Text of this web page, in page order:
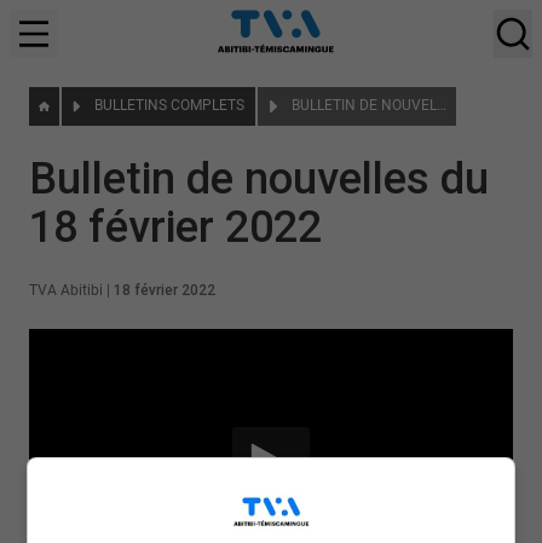
BULLETINS COMPLETS BULLETIN DE NOUVELLES DU 18 FÉVRIER 2022
Bulletin de nouvelles du
18 février 2022
TVA Abitibi 18 février 2022